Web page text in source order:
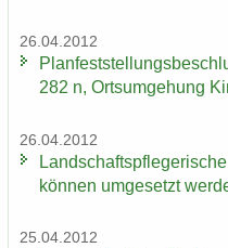
26.04.2012
282 n, Orts­um­ge­hung
26.04.2012
kön­nen um­ge­setzt
25.04.2012